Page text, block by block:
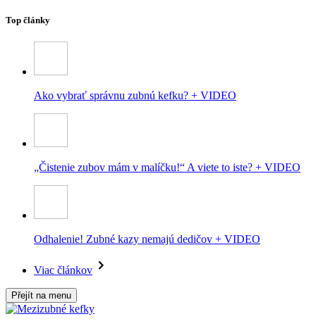
Top články
Ako vybrať správnu zubnú kefku? + VIDEO
„Čistenie zubov mám v malíčku!“ A viete to iste? + VIDEO
Odhalenie! Zubné kazy nemajú dedičov + VIDEO
Viac článkov
Přejít na menu